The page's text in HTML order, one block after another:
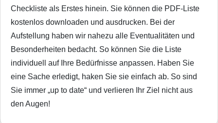
Checkliste als Erstes hinein. Sie können die PDF-Liste
kostenlos downloaden und ausdrucken. Bei der
Aufstellung haben wir nahezu alle Eventualitäten und
Besonderheiten bedacht. So können Sie die Liste
individuell auf Ihre Bedürfnisse anpassen. Haben Sie
eine Sache erledigt, haken Sie sie einfach ab. So sind
Sie immer „up to date“ und verlieren Ihr Ziel nicht aus
den Augen!